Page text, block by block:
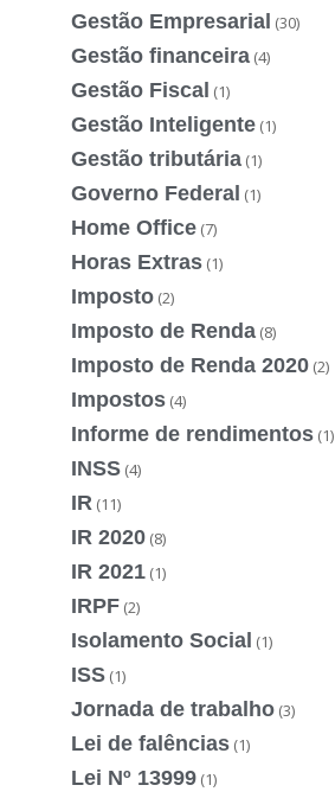
Gestão Empresarial (30)
Gestão financeira (4)
Gestão Fiscal (1)
Gestão Inteligente (1)
Gestão tributária (1)
Governo Federal (1)
Home Office (7)
Horas Extras (1)
Imposto (2)
Imposto de Renda (8)
Imposto de Renda 2020 (2)
Impostos (4)
Informe de rendimentos (1)
INSS (4)
IR (11)
IR 2020 (8)
IR 2021 (1)
IRPF (2)
Isolamento Social (1)
ISS (1)
Jornada de trabalho (3)
Lei de falências (1)
Lei Nº 13999 (1)